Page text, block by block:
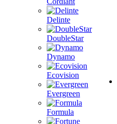
Delinte
DoubleStar
Dynamo
Ecovision
Evergreen
Formula